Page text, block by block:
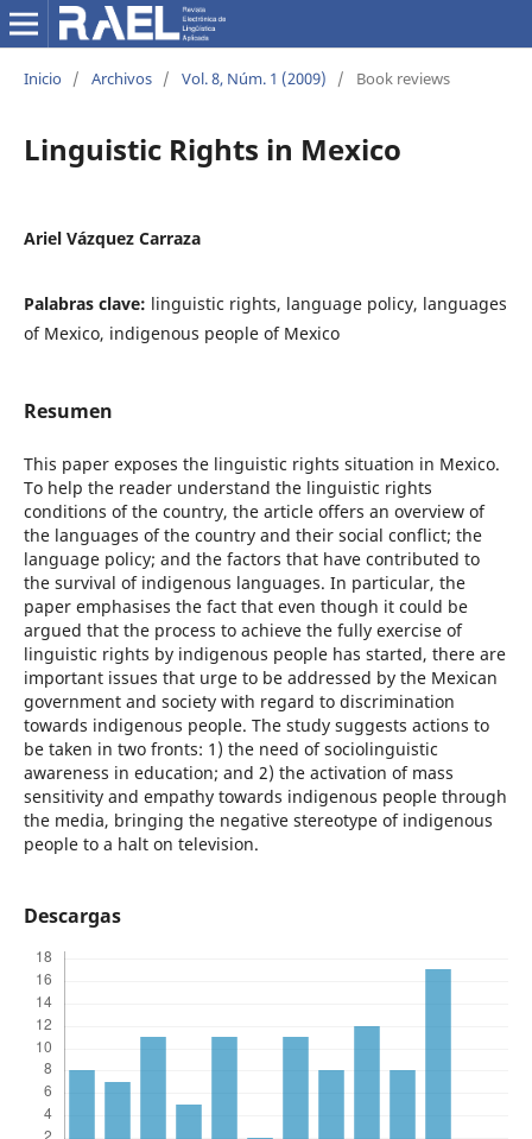
Inicio / Archivos / Vol. 8, Núm. 1 (2009) / Book reviews
Linguistic Rights in Mexico
Ariel Vázquez Carraza
Palabras clave: linguistic rights, language policy, languages
of Mexico, indigenous people of Mexico
Resumen
This paper exposes the linguistic rights situation in Mexico.
To help the reader understand the linguistic rights
conditions of the country, the article offers an overview of
the languages of the country and their social conflict; the
language policy; and the factors that have contributed to
the survival of indigenous languages. In particular, the
paper emphasises the fact that even though it could be
argued that the process to achieve the fully exercise of
linguistic rights by indigenous people has started, there are
important issues that urge to be addressed by the Mexican
government and society with regard to discrimination
towards indigenous people. The study suggests actions to
be taken in two fronts: 1) the need of sociolinguistic
awareness in education; and 2) the activation of mass
sensitivity and empathy towards indigenous people through
the media, bringing the negative stereotype of indigenous
people to a halt on television.
Descargas